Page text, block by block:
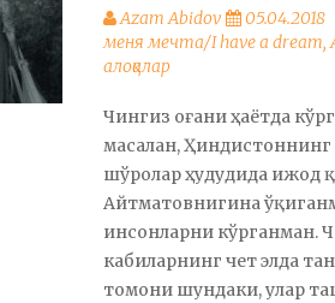
Azam Abidov 05.04.2018
меня мечта/I have a dream,
алоқалар
Чингиз оғани ҳаётда
масалан, Ҳиндистоннинг
шўролар ҳудудида ижод
Айтматовнигина
инсонларни кўрганман.
кабиларнинг чет элда
томони шундаки, улар